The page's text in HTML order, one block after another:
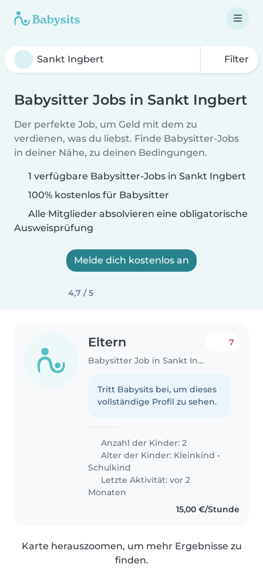
Filter
Babysitter Jobs in Sankt Ingbert
Der perfekte Job, um Geld mit dem zu
verdienen, was du liebst. Finde Babysitter-Jobs
in deiner Nähe, zu deinen Bedingungen.
1 verfügbare Babysitter-Jobs in Sankt Ingbert
100% kostenlos für Babysitter
Alle Mitglieder absolvieren eine obligatorische
Ausweisprüfung
Melde dich kostenlos an
4,7 / 5
Eltern
Babysitter Job in Sankt Ingbert
7
Tritt Babysits bei, um dieses
vollständige Profil zu sehen.
Anzahl der Kinder: 2
Alter der Kinder: Kleinkind •
Schulkind
Letzte Aktivität: vor 2
Monaten
15,00 €/Stunde
Karte herauszoomen, um mehr Ergebnisse zu
finden.